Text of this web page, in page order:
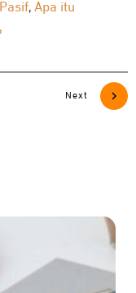
, Apa itu
Next